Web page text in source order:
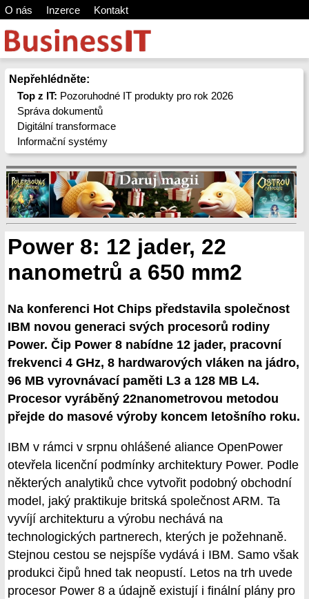
O nás Inzerce Kontakt
Nepřehlédněte:
Top z IT: Pozoruhodné IT produkty pro rok 2026
Správa dokumentů
Digitální transformace
Informační systémy
Power 8: 12 jader, 22
nanometrů a 650 mm2
Na konferenci Hot Chips představila společnost
IBM novou generaci svých procesorů rodiny
Power. Čip Power 8 nabídne 12 jader, pracovní
frekvenci 4 GHz, 8 hardwarových vláken na jádro,
96 MB vyrovnávací paměti L3 a 128 MB L4.
Procesor vyráběný 22nanometrovou metodou
přejde do masové výroby koncem letošního roku.
IBM v rámci v srpnu ohlášené aliance OpenPower
otevřela licenční podmínky architektury Power. Podle
některých analytiků chce vytvořit podobný obchodní
model, jaký praktikuje britská společnost ARM. Ta
vyvíjí architekturu a výrobu nechává na
technologických partnerech, kterých je požehnaně.
Stejnou cestou se nejspíše vydává i IBM. Samo však
produkci čipů hned tak neopustí. Letos na trh uvede
procesor Power 8 a údajně existují i finální plány pro